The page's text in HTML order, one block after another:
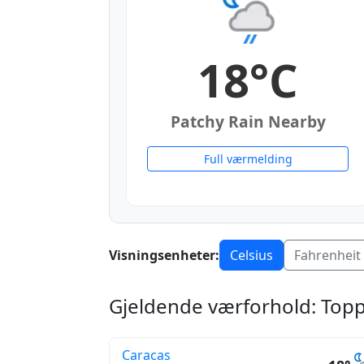
18°C
Patchy Rain Nearby
Full værmelding
Visningsenheter: Celsius Fahrenheit
Gjeldende værforhold:
Caracas